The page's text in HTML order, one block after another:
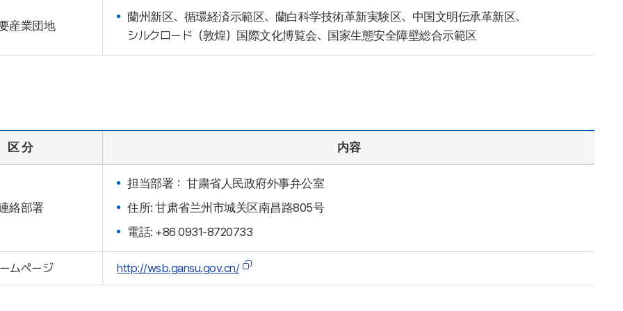
産業団地
蘭州新区、循環経済示範区、蘭白科学技術革新実験区、中国文明伝承革新区、
シルクロード（敦煌）国際文化博覧会、国家生態安全障壁総合示範区
区 分 内容
絡部署
担当部署： 甘粛省人民政府外事弁公室
住所: 甘肃省兰州市城关区南昌路805号
電話: +86 0931-8720733
ムページ http://wsb.gansu.gov.cn/